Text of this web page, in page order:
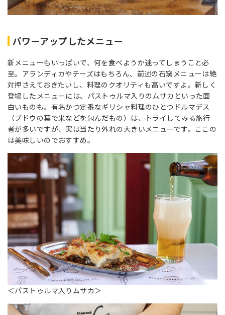
パワーアップしたメニュー
新メニューもいっぱいで、何を食べようか迷ってしまうこと必
至。アランディカやチーズはもちろん、前述の石窯メニューは絶
対押さえておきたいし、料理のクオリティも高いですよ。新しく
登場したメニューには、パストゥルマ入りのムサカといった面
白いものも。有名かつ定番なギリシャ料理のひとつドルマデス
（ブドウの葉で米などを包んだもの）は、トライしてみる旅行
者が多いですが、実は当たり外れの大きいメニューです。ここの
は美味しいのでおすすめ。
＜パストゥルマ入りムサカ＞